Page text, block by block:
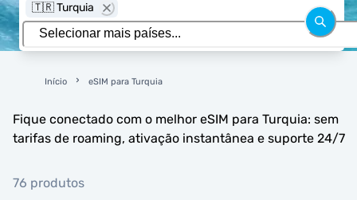
🇹🇷 Turquia
Início eSIM para Turquia
Fique conectado com o melhor eSIM para Turquia: sem
tarifas de roaming, ativação instantânea e suporte 24/7
76 produtos